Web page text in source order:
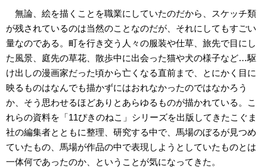
無論、絵を描くことを職業にしていたのだから、スケッチ類
が残されているのは当然のことなのだが、それにしてもすごい
量なのである。町を行き交う人々の服装や仕草、旅先で目にし
た風景、庭先の草花、散歩中に出会った猫や犬の様子など…駆
け出しの漫画家だった頃から亡くなる直前まで、とにかく目に
映るものはなんでも描かずにはおれなかったのではなかろう
か、そう思わせるほどありとあらゆるものが描かれている。こ
れらの資料を「11ぴきのねこ」シリーズを出版してきたこぐま
社の編集者とともに整理、研究する中で、馬場のぼるが見つめ
ていたもの、馬場が作品の中で表現しようとしていたものとは
一体何であったのか、ということが気になってきた。